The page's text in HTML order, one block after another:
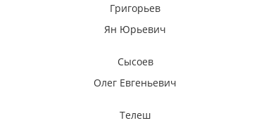
Григорьев
Ян Юрьевич
Сысоев
Олег Евгеньевич
Телеш